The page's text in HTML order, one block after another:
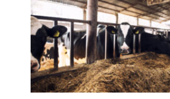
El desempeño exportador